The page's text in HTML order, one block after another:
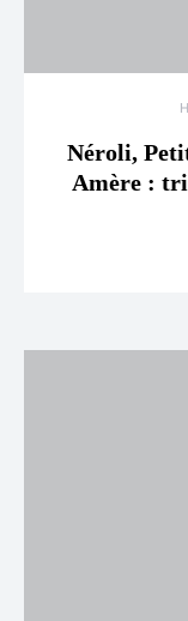
Néroli,
Amère :